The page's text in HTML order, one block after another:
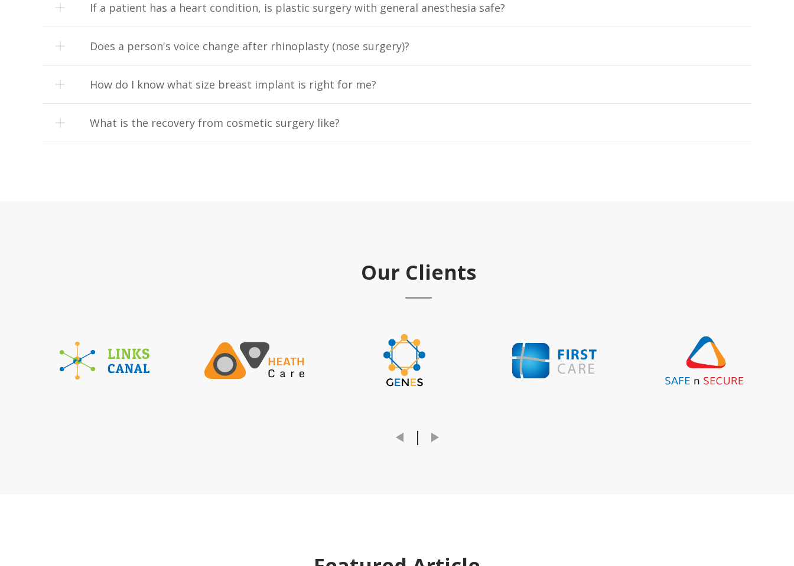
If a patient has a heart condition, is plastic surgery with general anesthesia safe?
Does a person's voice change after rhinoplasty (nose surgery)?
How do I know what size breast implant is right for me?
What is the recovery from cosmetic surgery like?
Our Clients